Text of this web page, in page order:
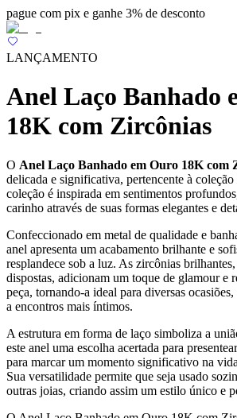
pague com pix e ganhe 3% de desconto
LANÇAMENTO
Anel Laço Banhado
18K com Zircônias
O Anel Laço Banhado em Ouro 18K com
delicada e significativa, pertencente à coleção
coleção é inspirada em sentimentos
carinho através de suas formas elegantes e
Confeccionado em metal de qualidade e
anel apresenta um acabamento brilhante e
resplandece sob a luz. As zircônias
dispostas, adicionam um toque de glamour e
peça, tornando-a ideal para diversas
a encontros mais íntimos.
A estrutura em forma de laço simboliza a
este anel uma escolha acertada para
para marcar um momento significativo na
Sua versatilidade permite que seja usado
outras joias, criando assim um estilo único e